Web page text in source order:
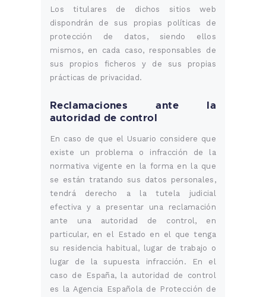
Los titulares de dichos sitios web
dispondrán de sus propias políticas de
protección de datos, siendo ellos
mismos, en cada caso, responsables de
sus propios ficheros y de sus propias
prácticas de privacidad.
Reclamaciones ante la
autoridad de control
En caso de que el Usuario considere que
existe un problema o infracción de la
normativa vigente en la forma en la que
se están tratando sus datos personales,
tendrá derecho a la tutela judicial
efectiva y a presentar una reclamación
ante una autoridad de control, en
particular, en el Estado en el que tenga
su residencia habitual, lugar de trabajo o
lugar de la supuesta infracción. En el
caso de España, la autoridad de control
es la Agencia Española de Protección de